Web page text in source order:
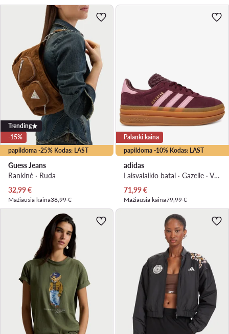
papildoma -25% Kodas: LAST
Trending
-15%
Guess Jeans
Rankinė · Ruda
Dabartinė kaina
32,99€
Mažiausia kaina38,99 €
papildoma -10% Kodas: LAST
Palanki kaina
adidas
Laisvalaikio batai · Gazelle · Vyšninė
Dabartinė kaina
71,99€
Mažiausia kaina79,99 €